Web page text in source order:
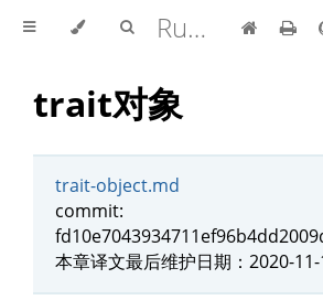
Rust 参考手册 中文版
trait对象
trait-object.md
commit:
本章译文最后维护日期：2020-